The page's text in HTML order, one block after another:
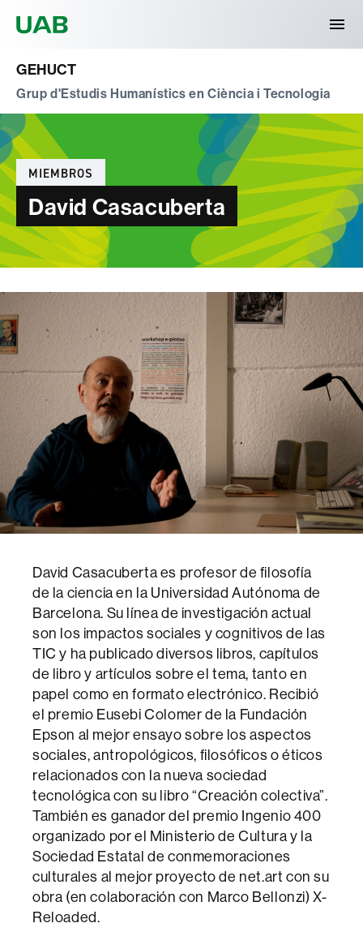
GEHUCT
Grup d'Estudis Humanístics en Ciència i Tecnologia
Categorías
MIEMBROS
David Casacuberta
David Casacuberta es profesor de filosofía
de la ciencia en la Universidad Autónoma de
Barcelona. Su línea de investigación actual
son los impactos sociales y cognitivos de las
TIC y ha publicado diversos libros, capítulos
de libro y artículos sobre el tema, tanto en
papel como en formato electrónico. Recibió
el premio Eusebi Colomer de la Fundación
Epson al mejor ensayo sobre los aspectos
sociales, antropológicos, filosóficos o éticos
relacionados con la nueva sociedad
tecnológica con su libro “Creación colectiva”.
También es ganador del premio Ingenio 400
organizado por el Ministerio de Cultura y la
Sociedad Estatal de conmemoraciones
culturales al mejor proyecto de net.art con su
obra (en colaboración con Marco Bellonzi) X-
Reloaded.